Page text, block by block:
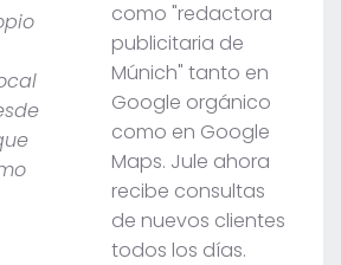
como "redactora
publicitaria de
Múnich" tanto en
Google orgánico
como en Google
Maps. Jule ahora
recibe consultas
de nuevos clientes
todos los días.